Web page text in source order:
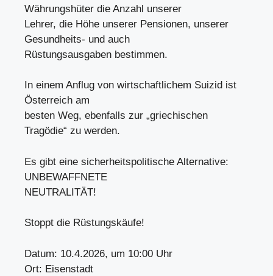
Währungshüter die Anzahl unserer
Lehrer, die Höhe unserer Pensionen, unserer
Gesundheits- und auch
Rüstungsausgaben bestimmen.
In einem Anflug von wirtschaftlichem Suizid ist
Österreich am
besten Weg, ebenfalls zur „griechischen
Tragödie“ zu werden.
Es gibt eine sicherheitspolitische Alternative:
UNBEWAFFNETE
NEUTRALITÄT!
Stoppt die Rüstungskäufe!
Datum: 10.4.2026, um 10:00 Uhr
Ort: Eisenstadt